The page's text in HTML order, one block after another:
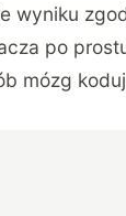
wyniku
po
mózg